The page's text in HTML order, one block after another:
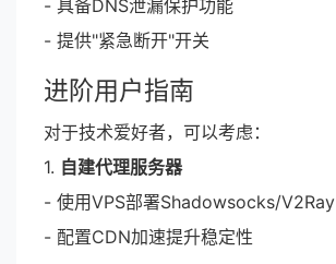
- 具备DNS泄漏保护功能
- 提供"紧急断开"开关
进阶用户指南
对于技术爱好者，可以考虑：
1. 自建代理服务器
- 使用VPS部署Shadowsocks/V2Ray
- 配置CDN加速提升稳定性